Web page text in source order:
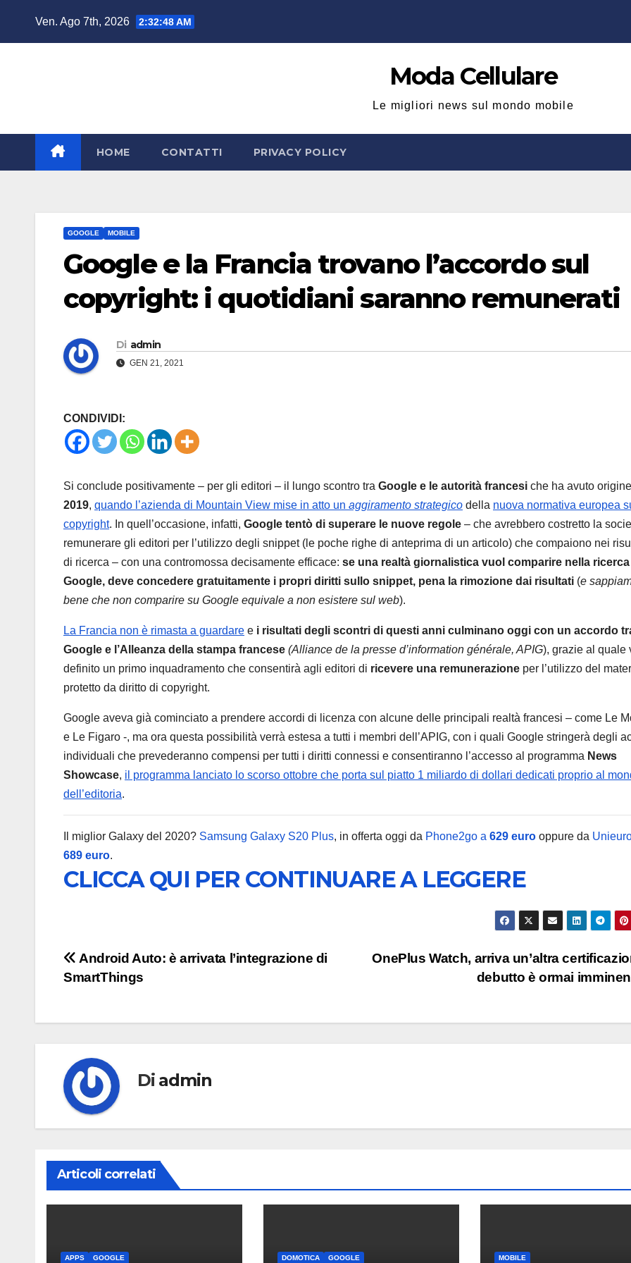
Ven. Ago 7th, 2026 2:32:49 AM
Moda Cellulare
Le migliori news sul mondo mobile
HOME CONTATTI PRIVACY POLICY
GOOGLE MOBILE
Google e la Francia trovano l’accordo sul
copyright: i quotidiani saranno remunerati
Di admin
GEN 21, 2021
CONDIVIDI:
Si conclude positivamente – per gli editori – il lungo scontro tra Google e le autorità francesi che ha avuto
2019, quando l’azienda di Mountain View mise in atto un aggiramento strategico della nuova normativa europea
copyright. In quell’occasione, infatti, Google tentò di superare le nuove regole – che avrebbero costretto la
remunerare gli editori per l’utilizzo degli snippet (le poche righe di anteprima di un articolo) che compaiono nei
di ricerca – con una contromossa decisamente efficace: se una realtà giornalistica vuol comparire nella ricerca
Google, deve concedere gratuitamente i propri diritti sullo snippet, pena la rimozione dai risultati (e
bene che non comparire su Google equivale a non esistere sul web).
La Francia non è rimasta a guardare e i risultati degli scontri di questi anni culminano oggi con un accordo
Google e l’Alleanza della stampa francese (Alliance de la presse d’information générale, APIG), grazie al quale
definito un primo inquadramento che consentirà agli editori di ricevere una remunerazione per l’utilizzo del
protetto da diritto di copyright.
Google aveva già cominciato a prendere accordi di licenza con alcune delle principali realtà francesi – come Le
e Le Figaro -, ma ora questa possibilità verrà estesa a tutti i membri dell’APIG, con i quali Google stringerà degli
individuali che prevederanno compensi per tutti i diritti connessi e consentiranno l’accesso al programma News
Showcase, il programma lanciato lo scorso ottobre che porta sul piatto 1 miliardo di dollari dedicati proprio al
dell’editoria.
Il miglior Galaxy del 2020? Samsung Galaxy S20 Plus, in offerta oggi da Phone2go a 629 euro oppure da
689 euro.
CLICCA QUI PER CONTINUARE A LEGGERE
Navigazione
articoli
OnePlus Watch, arriva un’altra
debutto è ormai
Android Auto: è arrivata l’integrazione di
SmartThings
Di admin
Articoli correlati
APPS GOOGLE DOMOTICA GOOGLE MOBILE
HOME
Narwal
20
tempo